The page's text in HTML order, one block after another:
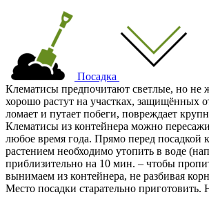
Посадка
Клематисы предпочитают светлые, но не
хорошо растут на участках, защищённых
ломает и путает побеги, повреждает
Клематисы из контейнера можно
любое время года. Прямо перед посадкой
растением необходимо утопить в воде
приблизительно на 10 мин. – чтобы
вынимаем из контейнера, не разбивая
Место посадки старательно приготовить.